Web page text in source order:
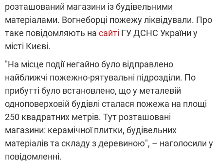
розташований магазини із будівельними
матеріалами. Вогнеборці пожежу ліквідували. Про
таке повідомляють на сайті ГУ ДСНС України у
місті Києві.
"На місце події негайно було відправлено
найближчі пожежно-рятувальні підрозділи. По
прибутті було встановлено, що у металевій
одноповерховій будівлі сталася пожежа на площі
250 квадратних метрів. Тут розташовані
магазини: керамічної плитки, будівельних
матеріалів та складу з деревиною", – наголосили у
повідомленні.